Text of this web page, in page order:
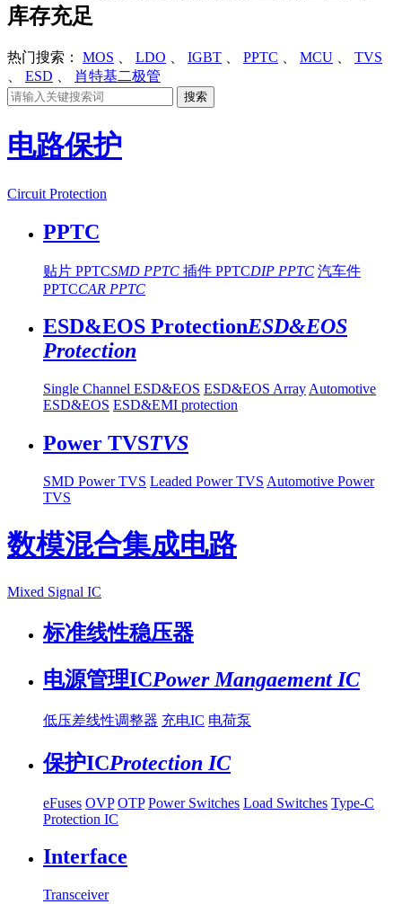
库存充足
热门搜索： MOS LDO IGBT PPTC MCU
TVS
ESD 肖特基二极管
电路保护
Circuit Protection
PPTC
贴片 PPTCSMD PPTC 插件 PPTCDIP PPTC 汽车件
PPTCCAR PPTC
ESD&EOS ProtectionESD&EOS
Protection
Single Channel ESD&EOS ESD&EOS Array Automotive
ESD&EOS ESD&EMI protection
Power TVSTVS
SMD Power TVS Leaded Power TVS Automotive Power
TVS
数模混合集成电路
Mixed Signal IC
标准线性稳压器
电源管理ICPower Mangaement IC
低压差线性调整器 充电IC 电荷泵
保护ICProtection IC
eFuses OVP OTP Power Switches Load Switches Type-C
Protection IC
Interface
Transceiver